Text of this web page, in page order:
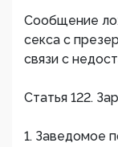
Сообщение
секса с
связи с
Статья 122.
1. Заведомое